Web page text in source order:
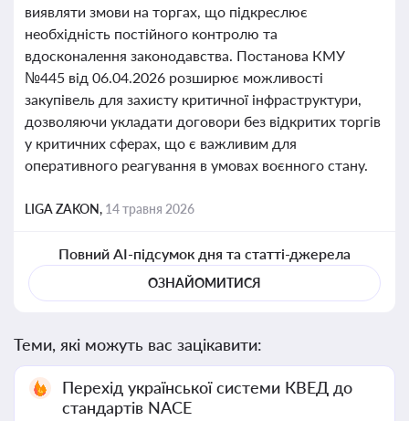
виявляти змови на торгах, що підкреслює
необхідність постійного контролю та
вдосконалення законодавства. Постанова КМУ
№445 від 06.04.2026 розширює можливості
закупівель для захисту критичної інфраструктури,
дозволяючи укладати договори без відкритих торгів
у критичних сферах, що є важливим для
оперативного реагування в умовах воєнного стану.
LIGA ZAKON, 14 травня 2026
Повний AI-підсумок дня та статті-джерела
ОЗНАЙОМИТИСЯ
Теми, які можуть вас зацікавити:
Перехід української системи КВЕД до
стандартів NACE